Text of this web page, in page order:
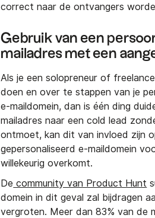
correct naar de ontvangers
Gebruik van een
mailadres met een
Als je een solopreneur of
doen en over te stappen van je
e-maildomein, dan is één ding
mailadres naar een cold lead
ontmoet, kan dit van invloed zijn
gepersonaliseerd e-maildomein
willekeurig overkomt.
De community van Product Hunt
domein in dit geval zal bijdragen
vergroten. Meer dan 83% van de